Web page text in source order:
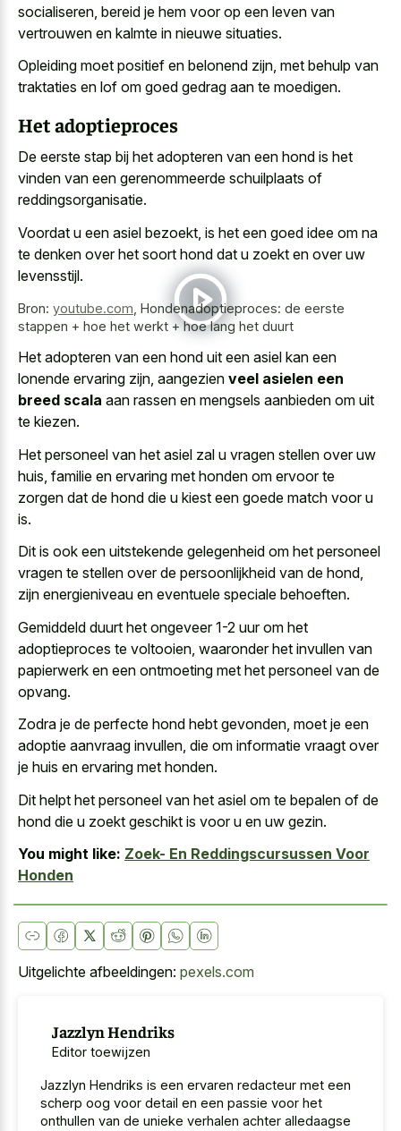
socialiseren, bereid je hem voor op een leven van
vertrouwen en kalmte in nieuwe situaties.
Opleiding moet positief en belonend zijn, met behulp van
traktaties en lof om goed gedrag aan te moedigen.
Het adoptieproces
De eerste stap bij het adopteren van een hond is het
vinden van een gerenommeerde schuilplaats of
reddingsorganisatie.
Voordat u een asiel bezoekt, is het een goed idee om na
te denken over het soort hond dat u zoekt en over uw
levensstijl.
Bron: youtube.com Hondenadoptieproces: de eerste
stappen + hoe het werkt + hoe lang het duurt
Het adopteren van een hond uit een asiel kan een
lonende ervaring zijn, aangezien veel asielen een
breed scala aan rassen en mengsels aanbieden om uit
te kiezen.
Het personeel van het asiel zal u vragen stellen over uw
huis, familie en ervaring met honden om ervoor te
zorgen dat de hond die u kiest een goede match voor u
is.
Dit is ook een uitstekende gelegenheid om het personeel
vragen te stellen over de persoonlijkheid van de hond,
zijn energieniveau en eventuele speciale behoeften.
Gemiddeld duurt het ongeveer 1-2 uur om het
adoptieproces te voltooien, waaronder het invullen van
papierwerk en een ontmoeting met het personeel van de
opvang.
Zodra je de perfecte hond hebt gevonden, moet je een
adoptie aanvraag invullen, die om informatie vraagt over
je huis en ervaring met honden.
Dit helpt het personeel van het asiel om te bepalen of de
hond die u zoekt geschikt is voor u en uw gezin.
You might like: Zoek- En Reddingscursussen Voor
Honden
Uitgelichte afbeeldingen: pexels.com
Jazzlyn Hendriks
Editor toewijzen
Jazzlyn Hendriks is een ervaren redacteur met een
scherp oog voor detail en een passie voor het
onthullen van de unieke verhalen achter alledaagse